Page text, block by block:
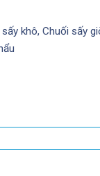
khô, Chuối sấy